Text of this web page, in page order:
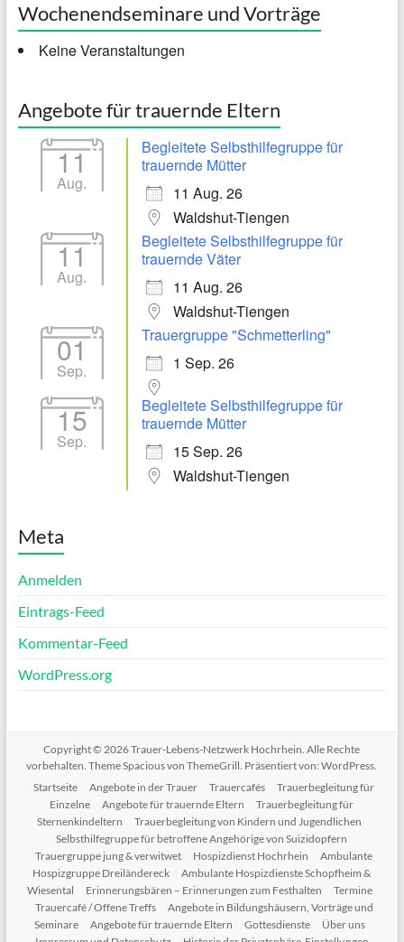
Wochenendseminare und Vorträge
Keine Veranstaltungen
Angebote für trauernde Eltern
11
Aug.
Begleitete Selbsthilfegruppe für
trauernde Mütter
11 Aug. 26
Waldshut-Tiengen
11
Aug.
Begleitete Selbsthilfegruppe für
trauernde Väter
11 Aug. 26
Waldshut-Tiengen
01
Sep.
Trauergruppe "Schmetterling"
1 Sep. 26
15
Sep.
Begleitete Selbsthilfegruppe für
trauernde Mütter
15 Sep. 26
Waldshut-Tiengen
Meta
Anmelden
Eintrags-Feed
Kommentar-Feed
WordPress.org
Copyright © 2026Trauer-Lebens-Netzwerk Hochrhein. Alle Rechte
vorbehalten. ThemeSpaciousvon ThemeGrill. Präsentiert von:WordPress.
Startseite
Angebote in der Trauer Trauercafés
Trauerbegleitung für
Einzelne
Angebote für trauernde Eltern
Trauerbegleitung für
Sternenkindeltern
Trauerbegleitung von Kindern und Jugendlichen
Selbsthilfegruppe für betroffene Angehörige von Suizidopfern
Trauergruppe jung & verwitwet
Hospizdienst Hochrhein
Ambulante
Hospizgruppe Dreiländereck
Ambulante Hospizdienste Schopfheim &
Wiesental
Erinnerungsbären – Erinnerungen zum Festhalten
Termine
Trauercafé / Offene Treffs
Angebote in Bildungshäusern, Vorträge und
Seminare
Angebote für trauernde Eltern Gottesdienste
Über uns